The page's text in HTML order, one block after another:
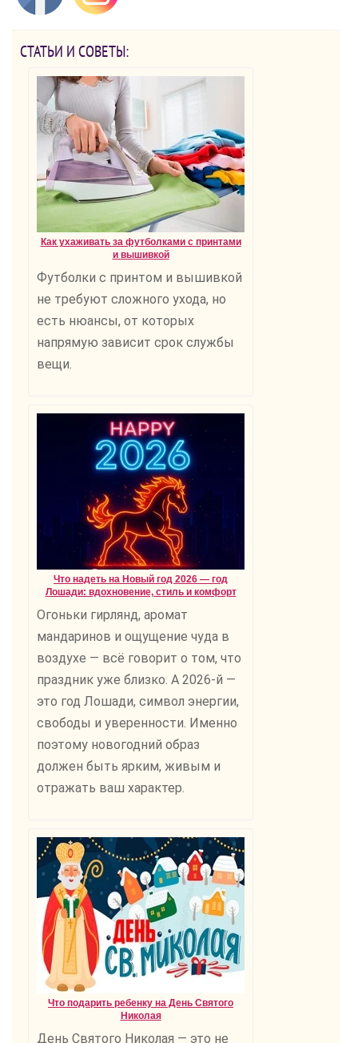
СТАТЬИ И СОВЕТЫ:
Как ухаживать за футболками с принтами
и вышивкой
Футболки с принтом и вышивкой
не требуют сложного ухода, но
есть нюансы, от которых
напрямую зависит срок службы
вещи.
Что надеть на Новый год 2026 — год
Лошади: вдохновение, стиль и комфорт
Огоньки гирлянд, аромат
мандаринов и ощущение чуда в
воздухе — всё говорит о том, что
праздник уже близко. А 2026-й —
это год Лошади, символ энергии,
свободы и уверенности. Именно
поэтому новогодний образ
должен быть ярким, живым и
отражать ваш характер.
Что подарить ребенку на День Святого
Николая
День Святого Николая — это не